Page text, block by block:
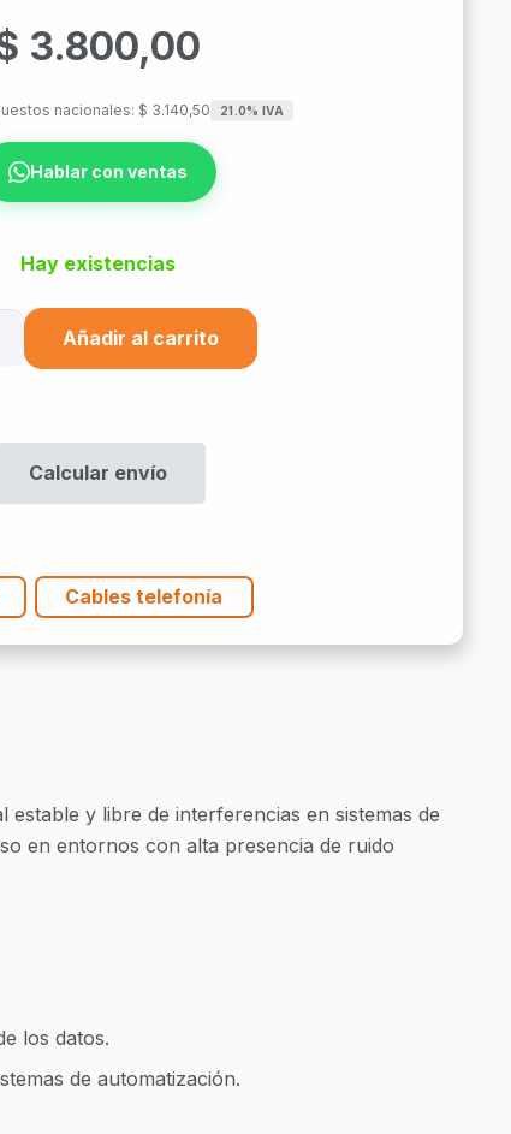
3.800,00
nacionales: $ 3.140,50 21.0% IVA
Hablar con ventas
Hay existencias
Añadir al carrito
Calcular envío
Cables telefonía
y libre de interferencias en sistemas de
en entornos con alta presencia de ruido
los datos.
de automatización.